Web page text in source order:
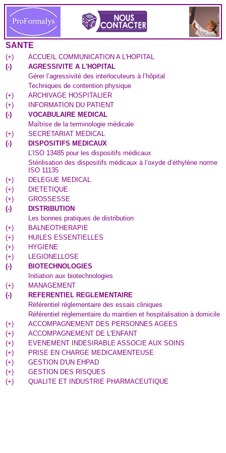
SANTE
(+)
ACCUEIL COMMUNICATION A L'HOPITAL
(-)
AGRESSIVITE A L'HOPITAL
Gérer l’agressivité des interlocuteurs à l’hôpital
Techniques de contention physique
(+)
ARCHIVAGE HOSPITALIER
(+)
INFORMATION DU PATIENT
(-)
VOCABULAIRE MEDICAL
Maîtrise de la terminologie médicale
(+)
SECRETARIAT MEDICAL
(-)
DISPOSITIFS MEDICAUX
L’ISO 13485 pour les dispositifs médicaux
Stérilisation des dispositifs médicaux à l’oxyde d’éthylène norme
ISO 11135
(+)
DELEGUE MEDICAL
(+)
DIETETIQUE
(+)
GROSSESSE
(-)
DISTRIBUTION
Les bonnes pratiques de distribution
(+)
BALNEOTHERAPIE
(+)
HUILES ESSENTIELLES
(+)
HYGIENE
(+)
LEGIONELLOSE
(-)
BIOTECHNOLOGIES
Initiation aux biotechnologies
(+)
MANAGEMENT
(-)
REFERENTIEL REGLEMENTAIRE
Référentiel réglementaire des essais cliniques
Référentiel réglementaire du maintien et hospitalisation à domicile
(+)
ACCOMPAGNEMENT DES PERSONNES AGEES
(+)
ACCOMPAGNEMENT DE L'ENFANT
(+)
EVENEMENT INDESIRABLE ASSOCIE AUX SOINS
(+)
PRISE EN CHARGE MEDICAMENTEUSE
(+)
GESTION D'UN EHPAD
(+)
GESTION DES RISQUES
(+) QUALITE ET INDUSTRIE PHARMACEUTIQUE